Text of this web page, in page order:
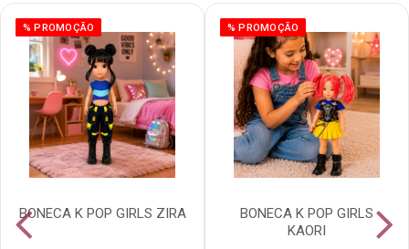
% PROMOÇÃO
BONECA K POP GIRLS ZIRA
% PROMOÇÃO
BONECA K POP GIRLS
KAORI